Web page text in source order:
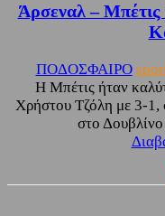
Άρσεναλ – Μπέτις
ΠΟΔΟΣΦΑΙΡΟ
Η Μπέτις ήταν
Χρήστου Τζόλη με 3-1,
στο